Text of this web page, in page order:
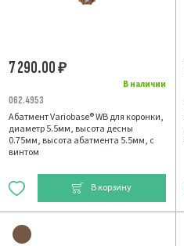
В наличии
7 290.00₽
062.4953
Абатмент Variobase® WB для коронки,
диаметр 5.5мм, высота десны
0.75мм, высота абатмента 5.5мм, с
винтом
В корзину